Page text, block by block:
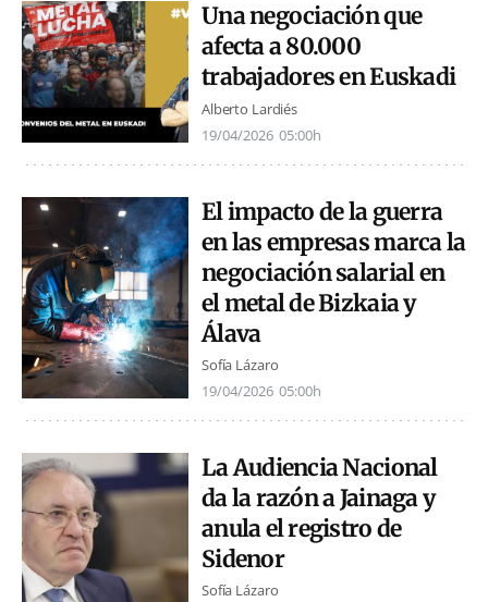
Una negociación que
afecta a 80.000
trabajadores en Euskadi
Alberto Lardiés
19/04/2026 05:00h
El impacto de la guerra
en las empresas marca la
negociación salarial en
el metal de Bizkaia y
Álava
Sofía Lázaro
19/04/2026 05:00h
La Audiencia Nacional
da la razón a Jainaga y
anula el registro de
Sidenor
Sofía Lázaro